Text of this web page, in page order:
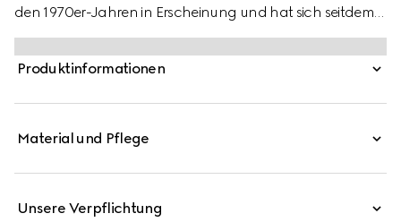
den 1970er-Jahren in Erscheinung und hat sich seitdem
als Symbol für das Erbe von Gucci etabliert. Auf der
Innenseite des Modells befindet sich mit dem Web ein
weiteres unverkennbares Gucci Element, das
Produktinformationen
Material und Pflege
Unsere Verpflichtung